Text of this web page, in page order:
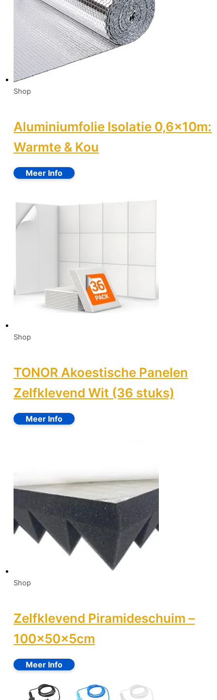
Shop
Aluminiumfolie Isolatie 0,6x10m:
Warmte & Kou
Shop
TONOR Akoestische Panelen
Zelfklevend Wit (36 stuks)
Shop
Zelfklevend Piramideschuim –
100x50x5cm